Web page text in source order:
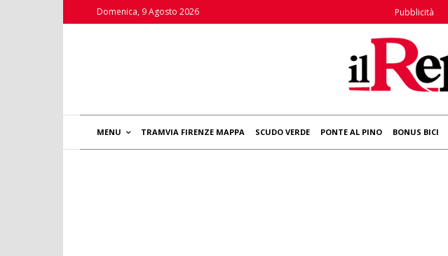
Domenica, 9 Agosto 2026 Pubblicità
MENU TRAMVIA FIRENZE MAPPA SCUDO VERDE PONTE AL PINO BONUS BICI